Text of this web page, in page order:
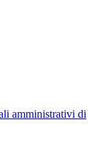
amministrativi di